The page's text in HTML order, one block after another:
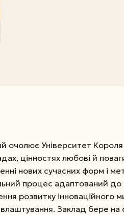
очолює Університет
цінностях любові й
нових сучасних форм і
процес адаптований до
розвитку інноваційного
Заклад бере на